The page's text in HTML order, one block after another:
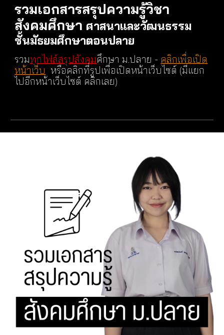
รวมเอกสารสรุปความรู้วิชา
สังคมศึกษา ศาสนาและวัฒนธรรม
ชั้นมัธยมศึกษาตอนปลาย
รวมทุกไฟล์สรุปสังคมศึกษา ม.ปลาย - คลิกเพื่อเปิด
หน้าเว็บ หรือคลิกที่รูปเพื่อเปิดหน้าเว็บไซต์ (มีแยก
ไปอีกหน้าเว็บไซต์ คลิกเลย)